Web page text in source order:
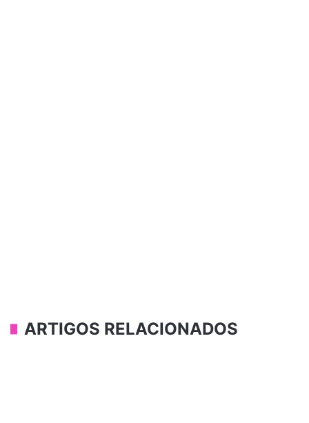
ARTIGOS RELACIONADOS